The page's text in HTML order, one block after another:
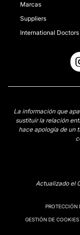
Marcas
Suppliers
International Doctors
La información que
sustituir la relación
hace apología de un
Actualizado el
PROTECCIÓN
GESTIÓN DE COOKIES